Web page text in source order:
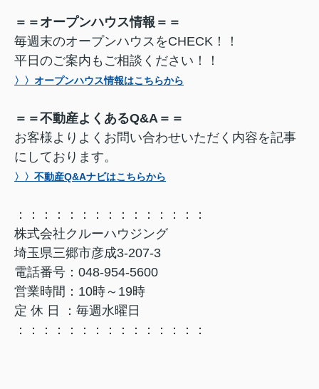
＝＝オープンハウス情報＝＝
毎週末のオープンハウスをCHECK！！
平日のご案内もご相談ください！！
〉〉オープンハウス情報はこちらから
＝＝不動産よくあるQ&A＝＝
お客様よりよくお問い合わせいただく内容を記事
にしております。
〉〉不動産Q&Aナビはこちらから
：：：：：：：：：：：：：：：
株式会社クルーハウジング
埼玉県三郷市彦成3-207-3
電話番号：048-954-5600
営業時間：10時～19時
定 休 日 ：毎週水曜日
：：：：：：：：：：：：：：：